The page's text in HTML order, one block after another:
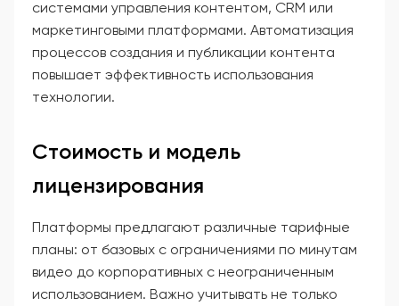
системами управления контентом, CRM или
маркетинговыми платформами. Автоматизация
процессов создания и публикации контента
повышает эффективность использования
технологии.
Стоимость и модель
лицензирования
Платформы предлагают различные тарифные
планы: от базовых с ограничениями по минутам
видео до корпоративных с неограниченным
использованием. Важно учитывать не только